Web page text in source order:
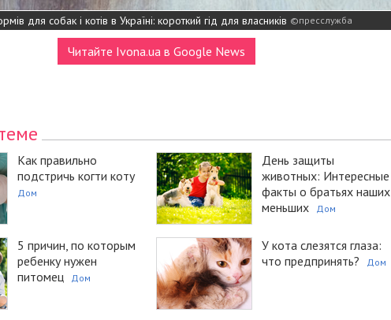
для собак і котів в Україні: короткий гід для власників пресслужба
Читайте Ivona.ua в Google News
Как правильно
подстричь когти коту
Дом
День защиты
животных: Интересные
факты о братьях наших
меньших
Дом
5 причин, по которым
ребенку нужен
питомец
Дом
У кота слезятся глаза:
что предпринять?
Дом